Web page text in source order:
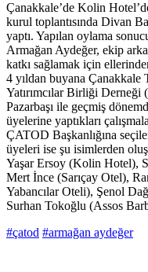
Çanakkale’de Kolin
kurul toplantısında Divan
yaptı. Yapılan oylama
Armağan Aydeğer, ekip
katkı sağlamak için
4 yıldan buyana
Yatırımcılar Birliği Derneği
Pazarbaşı ile geçmiş
üyelerine yaptıkları
ÇATOD Başkanlığına
üyeleri ise şu isimlerden
Yaşar Ersoy (Kolin Hotel),
Mert İnce (Sarıçay Otel),
Yabancılar Oteli), Şenol
Surhan Tokoğlu (Assos
#çatod #armağan aydeğer